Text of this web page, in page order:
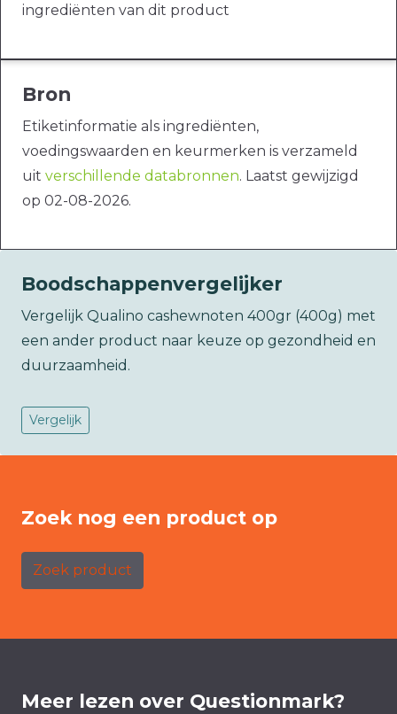
ingrediënten van dit product
Bron
Etiketinformatie als ingrediënten,
voedingswaarden en keurmerken is verzameld
uit verschillende databronnen. Laatst gewijzigd
op 02-08-2026.
Boodschappenvergelijker
Vergelijk Qualino cashewnoten 400gr (400g) met
een ander product naar keuze op gezondheid en
duurzaamheid.
Vergelijk
Zoek nog een product op
Zoek product
Meer lezen over Questionmark?